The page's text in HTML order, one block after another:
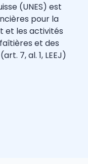
(UNES) est
pour la
et les activités
et des
7, al. 1, LEEJ)